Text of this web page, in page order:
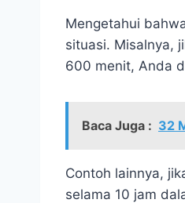
Mengetahui
situasi. Misalnya,
600 menit, Anda
Baca Juga : 32
Contoh lainnya,
selama 10 jam